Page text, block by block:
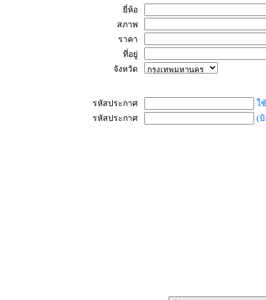
ยี่ห้อ
สภาพ
ราคา
ที่อยู่
จังหวัด
รหัสประกาศ
ใ
รหัสประกาศ
(ป้